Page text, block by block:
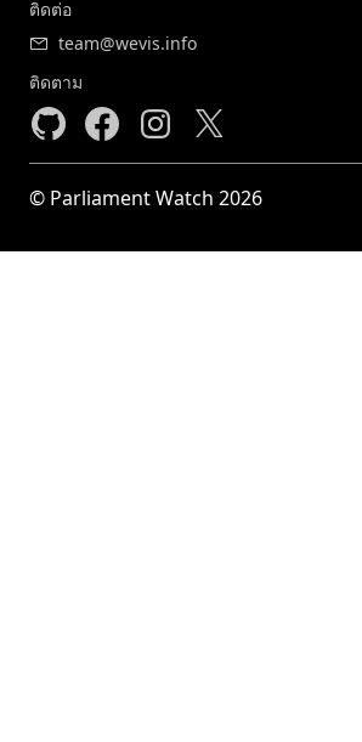
ติดต่อ
team@wevis.info
ติดตาม
© Parliament Watch 2026